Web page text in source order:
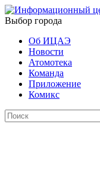
Выбор города
Об ИЦАЭ
Новости
Атомотека
Команда
Приложение
Комикс